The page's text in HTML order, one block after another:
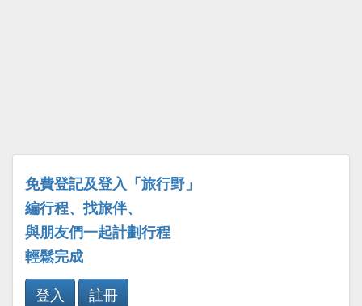
免費登記及登入「旅行野」
編行程、找旅伴、
與朋友們一起計劃行程
輕鬆完成
登入
註冊